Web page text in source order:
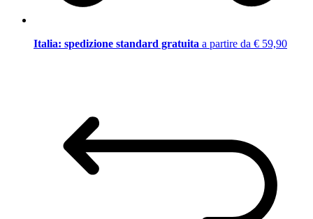
Italia: spedizione standard gratuita a partire da € 59,90